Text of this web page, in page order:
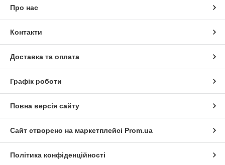
Про нас
Контакти
Доставка та оплата
Графік роботи
Повна версія сайту
Сайт створено на маркетплейсі Prom.ua
Політика конфіденційності